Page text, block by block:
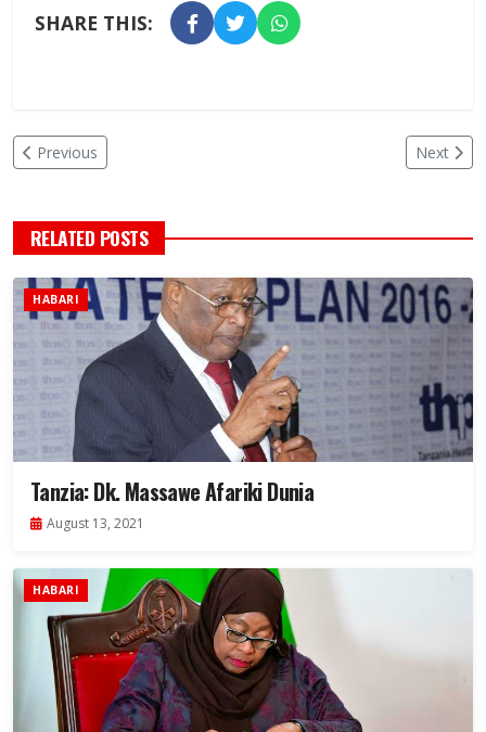
SHARE THIS:
Previous Next
RELATED POSTS
HABARI
Tanzia: Dk. Massawe Afariki Dunia
August 13, 2021
HABARI